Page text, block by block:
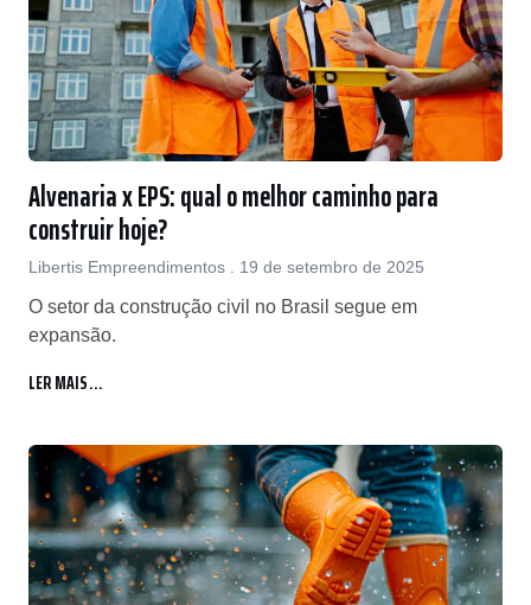
Alvenaria x EPS: qual o melhor caminho para
construir hoje?
Libertis Empreendimentos 19 de setembro de 2025
O setor da construção civil no Brasil segue em
expansão.
LER MAIS...